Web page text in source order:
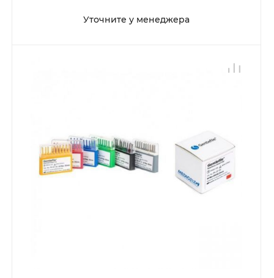
Уточните у менеджера